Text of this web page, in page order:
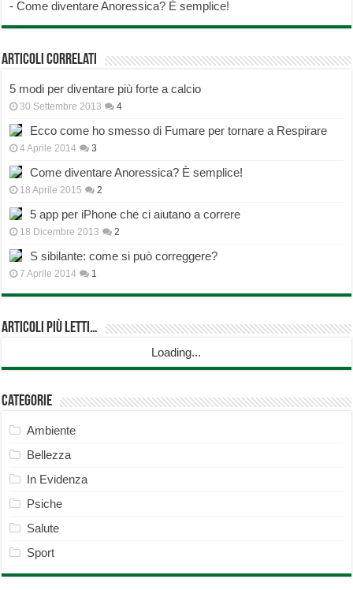
-Come diventare Anoressica? È semplice!
Articoli correlati
5 modi per diventare più forte a calcio
30 Settembre 2013 4
Ecco come ho smesso di Fumare per tornare a Respirare
4 Aprile 2014 3
Come diventare Anoressica? È semplice!
18 Aprile 2015 2
5 app per iPhone che ci aiutano a correre
18 Dicembre 2013 2
S sibilante: come si può correggere?
7 Aprile 2014 1
Articoli più Letti…
Loading...
Categorie
Ambiente
Bellezza
In Evidenza
Psiche
Salute
Sport